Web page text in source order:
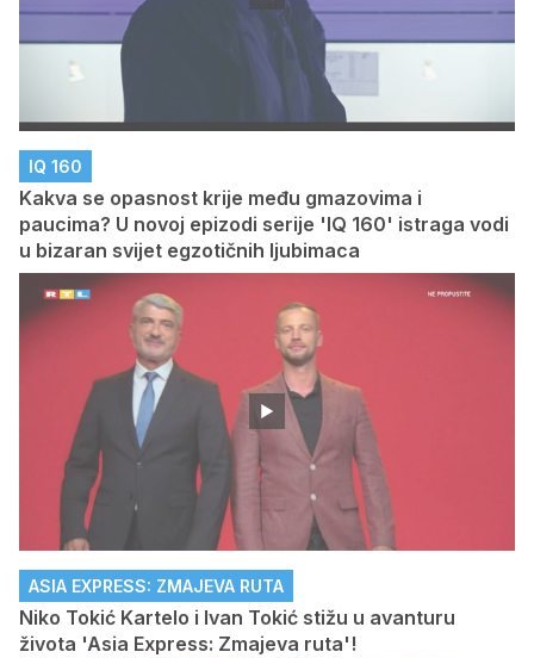
IQ 160
Kakva se opasnost krije među gmazovima i
paucima? U novoj epizodi serije 'IQ 160' istraga vodi
u bizaran svijet egzotičnih ljubimaca
ASIA EXPRESS: ZMAJEVA RUTA
Niko Tokić Kartelo i Ivan Tokić stižu u avanturu
života 'Asia Express: Zmajeva ruta'!